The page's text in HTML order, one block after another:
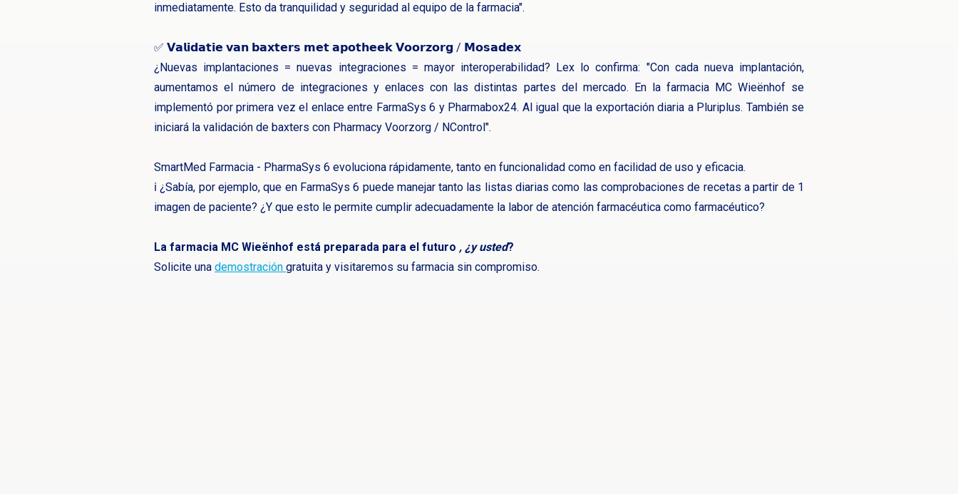
inmediatamente. Esto da tranquilidad y seguridad al equipo de la farmacia".
✅ 𝗩𝗮𝗹𝗶𝗱𝗮𝘁𝗶𝗲 𝘃𝗮𝗻 𝗯𝗮𝘅𝘁𝗲𝗿𝘀 𝗺𝗲𝘁 𝗮𝗽𝗼𝘁𝗵𝗲𝗲𝗸 𝗩𝗼𝗼𝗿𝘇𝗼𝗿𝗴 / 𝗠𝗼𝘀𝗮𝗱𝗲𝘅
¿Nuevas implantaciones = nuevas integraciones = mayor interoperabilidad? Lex lo confirma: "Con cada nueva implantación,
aumentamos el número de integraciones y enlaces con las distintas partes del mercado. En la farmacia MC Wieënhof se
implementó por primera vez el enlace entre FarmaSys 6 y Pharmabox24. Al igual que la exportación diaria a Pluriplus. También se
iniciará la validación de baxters con Pharmacy Voorzorg / NControl".
SmartMed Farmacia - PharmaSys 6 evoluciona rápidamente, tanto en funcionalidad como en facilidad de uso y eficacia.
ℹ️ ¿Sabía, por ejemplo, que en FarmaSys 6 puede manejar tanto las listas diarias como las comprobaciones de recetas a partir de 1
imagen de paciente? ¿Y que esto le permite cumplir adecuadamente la labor de atención farmacéutica como farmacéutico?
La farmacia MC Wieënhof está preparada para el futuro , ¿y usted?
Solicite una demostración gratuita y visitaremos su farmacia sin compromiso.